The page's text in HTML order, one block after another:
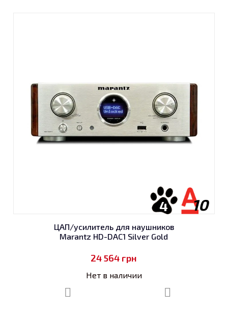
10
4
ЦАП/усилитель для наушников
Marantz HD-DAC1 Silver Gold
24 564 грн
Нет в наличии